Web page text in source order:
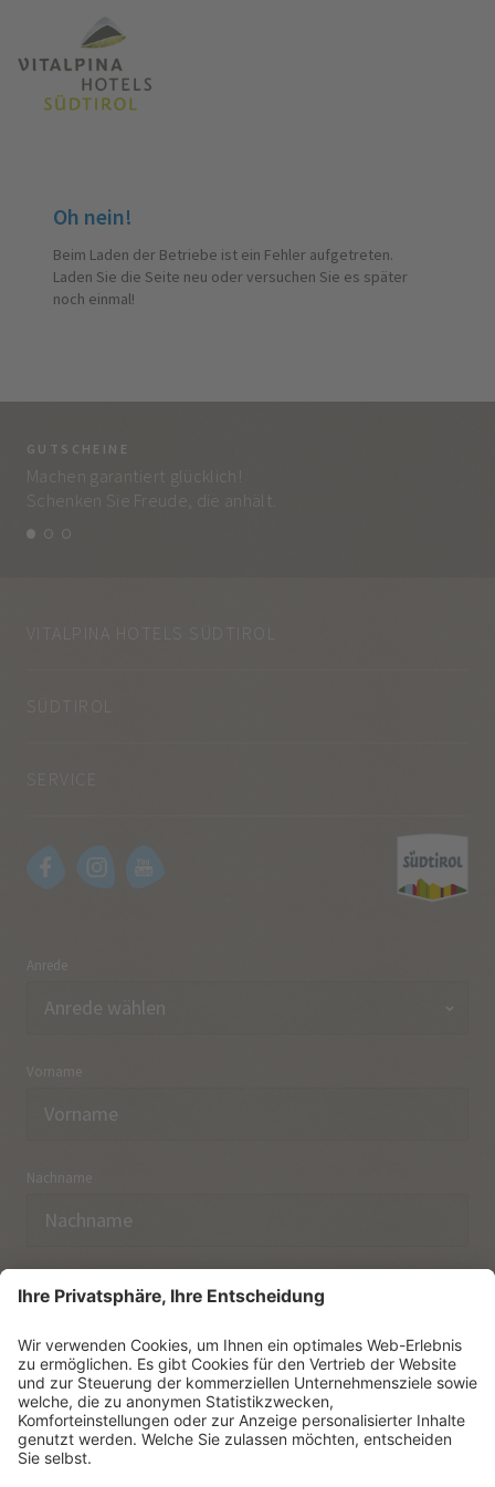
Oh nein!
Beim Laden der Betriebe ist ein Fehler aufgetreten.
Laden Sie die Seite neu oder versuchen Sie es später
noch einmal!
GUTSCHEINE
Machen garantiert glücklich!
Schenken Sie Freude, die anhält.
VITALPINA HOTELS SÜDTIROL
Anrede
Vorname
Nachname
Ich habe dieDatenschutzerklärungzur Kenntnis
genommen.